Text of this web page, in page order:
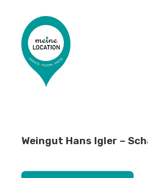
LOCATIONS
Weingut Hans Igler –